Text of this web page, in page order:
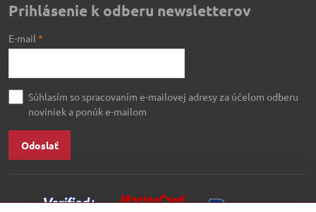
Prihlásenie k odberu newsletterov
E-mail *
Súhlasím so spracovaním e-mailovej adresy za účelom odberu
noviniek a ponúk e-mailom
Odoslať